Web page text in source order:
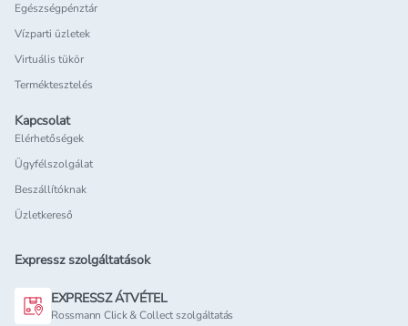
Egészségpénztár
Vízparti üzletek
Virtuális tükör
Terméktesztelés
Kapcsolat
Elérhetőségek
Ügyfélszolgálat
Beszállítóknak
Üzletkereső
Expressz szolgáltatások
EXPRESSZ ÁTVÉTEL
Rossmann Click & Collect szolgáltatás